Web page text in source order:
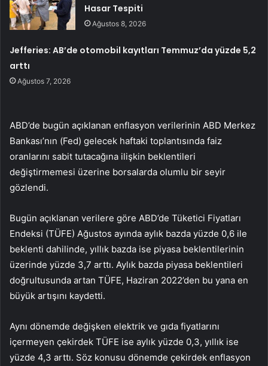
Hasar Tespiti
Ağustos 8, 2026
Jefferies: AB’de otomobil kayıtları Temmuz’da yüzde 5,2
arttı
Ağustos 7, 2026
ABD’de bugün açıklanan enflasyon verilerinin ABD Merkez
Bankası’nın (Fed) gelecek haftaki toplantısında faiz
oranlarını sabit tutacağına ilişkin beklentileri
değiştirmemesi üzerine borsalarda olumlu bir seyir
gözlendi.
Bugün açıklanan verilere göre ABD’de Tüketici Fiyatları
Endeksi (TÜFE) Ağustos ayında aylık bazda yüzde 0,6 ile
beklenti dahilinde, yıllık bazda ise piyasa beklentilerinin
üzerinde yüzde 3,7 arttı. Aylık bazda piyasa beklentileri
doğrultusunda artan TÜFE, Haziran 2022’den bu yana en
büyük artışını kaydetti.
Aynı dönemde değişken elektrik ve gıda fiyatlarını
içermeyen çekirdek TÜFE ise aylık yüzde 0,3, yıllık ise
yüzde 4,3 arttı. Söz konusu dönemde çekirdek enflasyon